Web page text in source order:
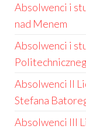
Absolwenci i
nad Menem
Absolwenci i
Absolwenci II
Stefana
Absolwenci III